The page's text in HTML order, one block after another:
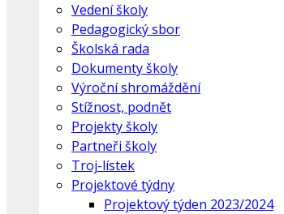
Vedení školy
Pedagogický sbor
Školská rada
Dokumenty školy
Výroční shromáždění
Stížnost, podnět
Projekty školy
Partneři školy
Troj-lístek
Projektové týdny
Projektový týden 2023/2024